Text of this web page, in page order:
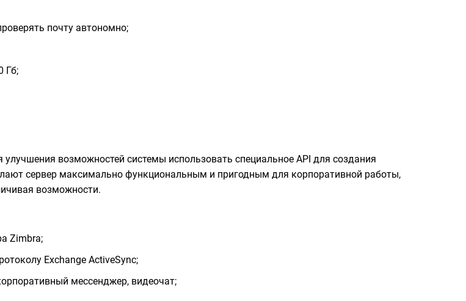
почту автономно;
Гб;
возможностей системы использовать специальное API для создания
сервер максимально функциональным и пригодным для корпоративной работы,
возможности.
Zimbra;
Exchange ActiveSync;
мессенджер, видеочат;